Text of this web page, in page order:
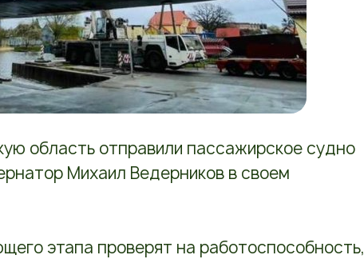
область отправили пассажирское судно
Михаил Ведерников в своем
этапа проверят на работоспособность,